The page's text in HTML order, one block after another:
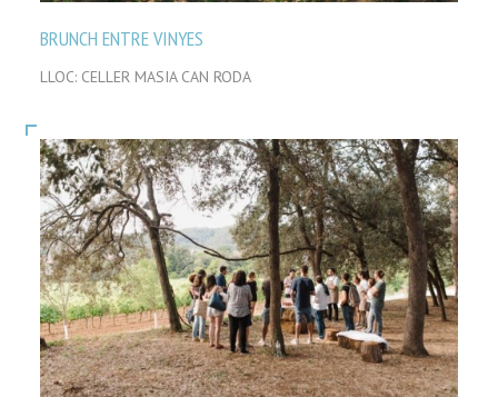
BRUNCH ENTRE VINYES
LLOC: CELLER MASIA CAN RODA